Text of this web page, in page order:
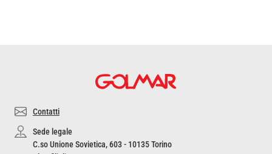
Contatti
Sede legale
C.so Unione Sovietica, 603 - 10135 Torino